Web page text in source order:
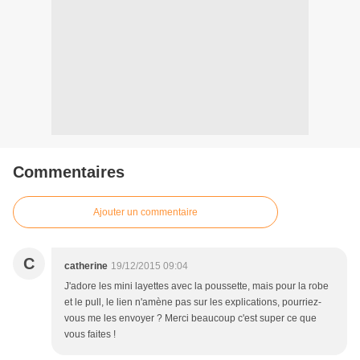
Commentaires
Ajouter un commentaire
C catherine 19/12/2015 09:04
J'adore les mini layettes avec la poussette, mais pour la robe
et le pull, le lien n'amène pas sur les explications, pourriez-
vous me les envoyer ? Merci beaucoup c'est super ce que
vous faites !